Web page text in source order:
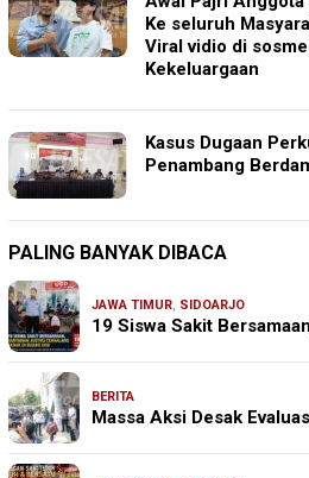
Ke seluruh
Viral vidio di
Kekeluargaan
Kasus Dugaan
Penambang
PALING BANYAK DIBACA
JAWA TIMUR, SIDOARJO
19 Siswa Sakit
BERITA
Massa Aksi Desak